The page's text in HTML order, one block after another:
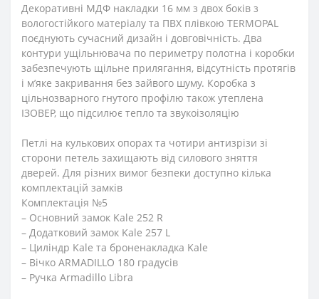
Декоративні МДФ накладки 16 мм з двох боків з
вологостійкого матеріалу та ПВХ плівкою TERMOPAL
поєднують сучасний дизайн і довговічність. Два
контури ущільнювача по периметру полотна і коробки
забезпечують щільне прилягання, відсутність протягів
і м’яке закривання без зайвого шуму. Коробка з
цільнозварного гнутого профілю також утеплена
ІЗОВЕР, що підсилює тепло та звукоізоляцію
Петлі на кулькових опорах та чотири антизрізи зі
сторони петель захищають від силового зняття
дверей. Для різних вимог безпеки доступно кілька
комплектацій замків
Комплектація №5
– Основний замок Kale 252 R
– Додатковий замок Kale 257 L
– Циліндр Kale та броненакладка Kale
– Вічко ARMADILLO 180 градусів
– Ручка Armadillo Libra